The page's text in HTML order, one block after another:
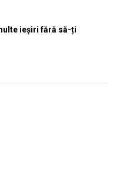
ieșiri fără să-ți